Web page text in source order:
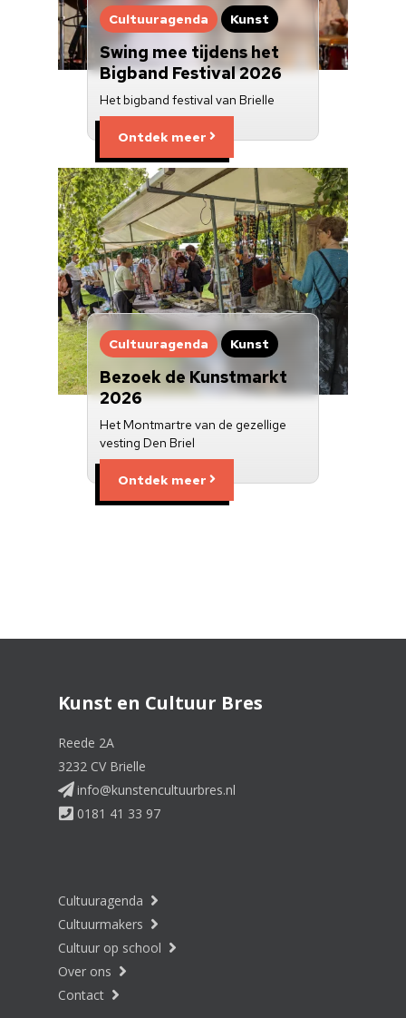
Cultuuragenda Kunst
Swing mee tijdens het
Bigband Festival 2026
Het bigband festival van Brielle
Ontdek meer
Cultuuragenda Kunst
Bezoek de Kunstmarkt
2026
Het Montmartre van de gezellige
vesting Den Briel
Ontdek meer
Kunst en Cultuur Bres
Reede 2A
3232 CV Brielle
info@kunstencultuurbres.nl
0181 41 33 97
Cultuuragenda
Cultuurmakers
Cultuur op school
Over ons
Contact